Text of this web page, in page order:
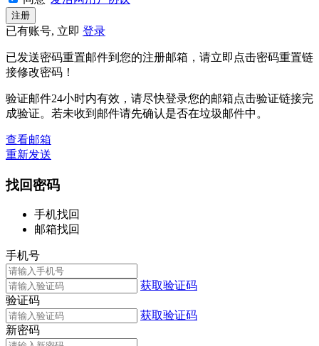
已有账号, 立即 登录
已发送密码重置邮件到您的注册邮箱，请立即点击密码重置链
接修改密码！
验证邮件24小时内有效，请尽快登录您的邮箱点击验证链接完
成验证。若未收到邮件请先确认是否在垃圾邮件中。
查看邮箱
重新发送
找回密码
手机找回
邮箱找回
手机号
获取验证码
验证码
获取验证码
新密码